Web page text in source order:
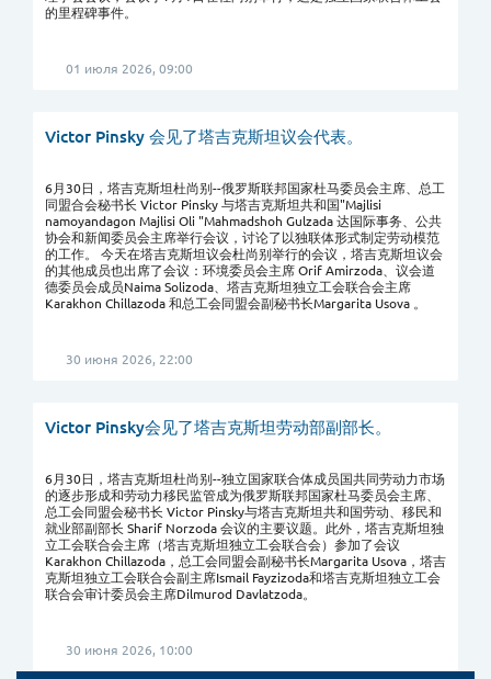
的里程碑事件。
01 июля 2026, 09:00
Victor Pinsky 会见了塔吉克斯坦议会代表。
6月30日，塔吉克斯坦杜尚别--俄罗斯联邦国家杜马委员会主席、总工
同盟合会秘书长 Victor Pinsky 与塔吉克斯坦共和国"Majlisi
namoyandagon Majlisi Oli "Mahmadshoh Gulzada 达国际事务、公共
协会和新闻委员会主席举行会议，讨论了以独联体形式制定劳动模范
的工作。 今天在塔吉克斯坦议会杜尚别举行的会议，塔吉克斯坦议会
的其他成员也出席了会议：环境委员会主席 Orif Amirzoda、议会道
德委员会成员Naima Solizoda、塔吉克斯坦独立工会联合会主席
Karakhon Chillazoda 和总工会同盟会副秘书长Margarita Usova 。
30 июня 2026, 22:00
Victor Pinsky会见了塔吉克斯坦劳动部副部长。
6月30日，塔吉克斯坦杜尚别--独立国家联合体成员国共同劳动力市场
的逐步形成和劳动力移民监管成为俄罗斯联邦国家杜马委员会主席、
总工会同盟会秘书长 Victor Pinsky与塔吉克斯坦共和国劳动、移民和
就业部副部长 Sharif Norzoda 会议的主要议题。此外，塔吉克斯坦独
立工会联合会主席（塔吉克斯坦独立工会联合会）参加了会议
Karakhon Chillazoda，总工会同盟会副秘书长Margarita Usova，塔吉
克斯坦独立工会联合会副主席Ismail Fayzizoda和塔吉克斯坦独立工会
联合会审计委员会主席Dilmurod Davlatzoda。
30 июня 2026, 10:00